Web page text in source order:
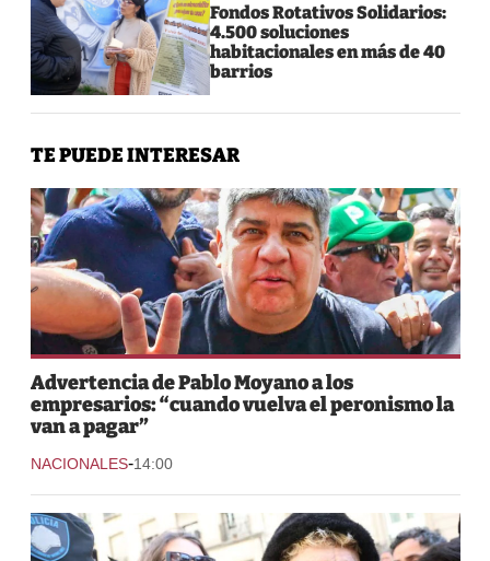
Fondos Rotativos Solidarios:
4.500 soluciones
habitacionales en más de 40
barrios
TE PUEDE INTERESAR
Advertencia de Pablo Moyano a los
empresarios: “cuando vuelva el peronismo la
van a pagar”
NACIONALES-14:00